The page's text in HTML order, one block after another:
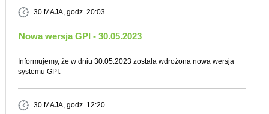
30 MAJA, godz. 20:03
Nowa wersja GPI - 30.05.2023
Informujemy, że w dniu 30.05.2023 została wdrożona nowa wersja
systemu GPI.
30 MAJA, godz. 12:20